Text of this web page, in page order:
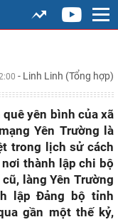
- Linh Linh (Tổng hợp)
yên bình của xã
Yên Trường là
trong lịch sử cách
thành lập chi bộ
làng Yên Trường
lập Đảng bộ tỉnh
gần một thế kỷ,